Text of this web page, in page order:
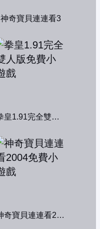
神奇寶貝連連看3
拳皇1.91完全雙人版
神奇寶貝連連看2004